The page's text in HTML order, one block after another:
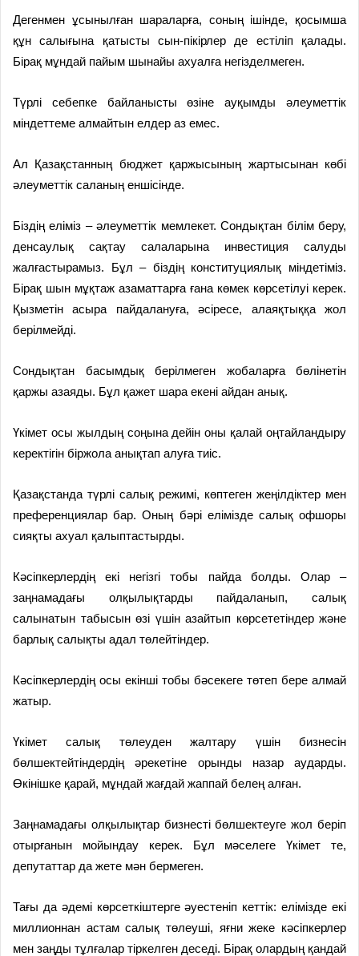
Дегенмен ұсынылған шараларға, соның ішінде, қосымша
құн салығына қатысты сын-пікірлер де естіліп қалады.
Бірақ мұндай пайым шынайы ахуалға негізделмеген.
Түрлі себепке байланысты өзіне ауқымды әлеуметтік
міндеттеме алмайтын елдер аз емес.
Ал Қазақстанның бюджет қаржысының жартысынан көбі
әлеуметтік саланың еншісінде.
Біздің еліміз – әлеуметтік мемлекет. Сондықтан білім беру,
денсаулық сақтау салаларына инвестиция салуды
жалғастырамыз. Бұл – біздің конституциялық міндетіміз.
Бірақ шын мұқтаж азаматтарға ғана көмек көрсетілуі керек.
Қызметін асыра пайдалануға, әсіресе, алаяқтыққа жол
берілмейді.
Сондықтан басымдық берілмеген жобаларға бөлінетін
қаржы азаяды. Бұл қажет шара екені айдан анық.
Үкімет осы жылдың соңына дейін оны қалай оңтайландыру
керектігін біржола анықтап алуға тиіс.
Қазақстанда түрлі салық режимі, көптеген жеңілдіктер мен
преференциялар бар. Оның бәрі елімізде салық офшоры
сияқты ахуал қалыптастырды.
Кәсіпкерлердің екі негізгі тобы пайда болды. Олар –
заңнамадағы олқылықтарды пайдаланып, салық
салынатын табысын өзі үшін азайтып көрсететіндер және
барлық салықты адал төлейтіндер.
Кәсіпкерлердің осы екінші тобы бәсекеге төтеп бере алмай
жатыр.
Үкімет салық төлеуден жалтару үшін бизнесін
бөлшектейтіндердің әрекетіне орынды назар аударды.
Өкінішке қарай, мұндай жағдай жаппай белең алған.
Заңнамадағы олқылықтар бизнесті бөлшектеуге жол беріп
отырғанын мойындау керек. Бұл мәселеге Үкімет те,
депутаттар да жете мән бермеген.
Тағы да әдемі көрсеткіштерге әуестеніп кеттік: елімізде екі
миллионнан астам салық төлеуші, яғни жеке кәсіпкерлер
мен заңды тұлғалар тіркелген деседі. Бірақ олардың қандай